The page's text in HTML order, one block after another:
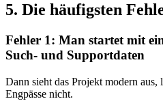
5. Die häufigsten
Fehler 1: Man startet mit
Such- und Supportdaten
Dann sieht das Projekt modern aus,
Engpässe nicht.